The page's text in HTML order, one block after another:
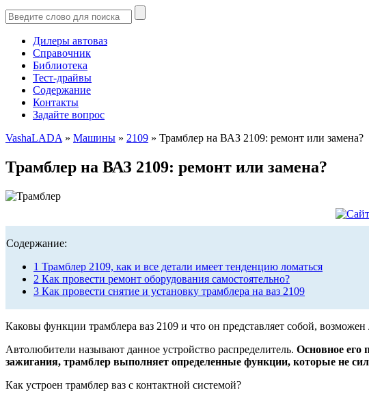
Дилеры автоваз
Справочник
Библиотека
Тест-драйвы
Содержание
Контакты
Задайте вопрос
VashaLADA » Машины » 2109 » Трамблер на ВАЗ 2109: ремонт или замена?
Трамблер на ВАЗ 2109: ремонт или замена?
Содержание:
1 Трамблер 2109, как и все детали имеет тенденцию ломаться
2 Как провести ремонт оборудования самостоятельно?
3 Как провести снятие и установку трамблера на ваз 2109
Каковы функции трамблера ваз 2109 и что он представляет собой,
Автолюбители называют данное устройство распределитель. Основное его
зажигания, трамблер выполняет определенные функции, которые не
Как устроен трамблер ваз с контактной системой?